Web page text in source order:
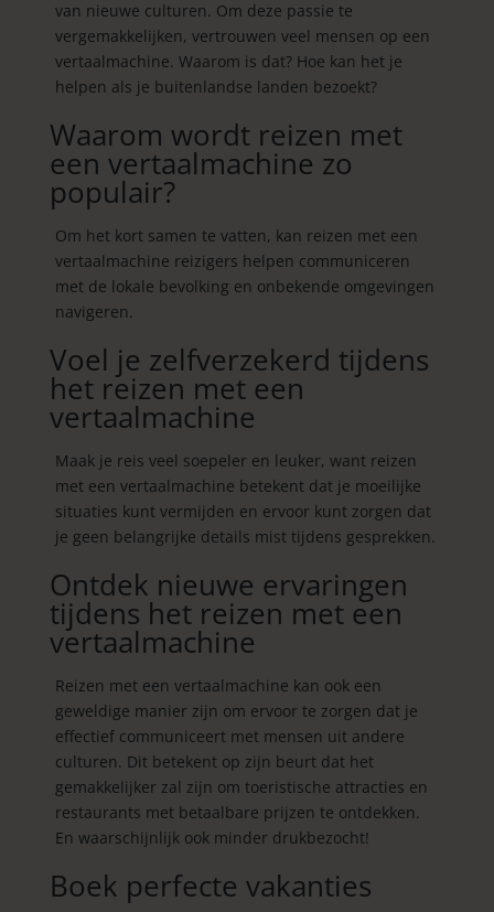
van nieuwe culturen. Om deze passie te
vergemakkelijken, vertrouwen veel mensen op een
vertaalmachine. Waarom is dat? Hoe kan het je
helpen als je buitenlandse landen bezoekt?
Waarom wordt reizen met
een vertaalmachine zo
populair?
Om het kort samen te vatten, kan reizen met een
vertaalmachine reizigers helpen communiceren
met de lokale bevolking en onbekende omgevingen
navigeren.
Voel je zelfverzekerd tijdens
het reizen met een
vertaalmachine
Maak je reis veel soepeler en leuker, want reizen
met een vertaalmachine betekent dat je moeilijke
situaties kunt vermijden en ervoor kunt zorgen dat
je geen belangrijke details mist tijdens gesprekken.
Ontdek nieuwe ervaringen
tijdens het reizen met een
vertaalmachine
Reizen met een vertaalmachine kan ook een
geweldige manier zijn om ervoor te zorgen dat je
effectief communiceert met mensen uit andere
culturen. Dit betekent op zijn beurt dat het
gemakkelijker zal zijn om toeristische attracties en
restaurants met betaalbare prijzen te ontdekken.
En waarschijnlijk ook minder drukbezocht!
Boek perfecte vakanties